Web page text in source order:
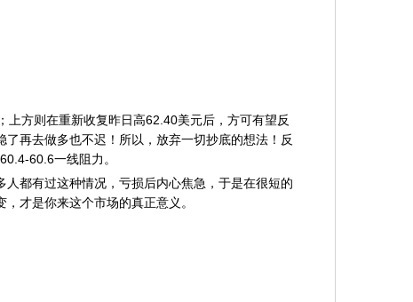
上方则在重新收复昨日高62.40美元后，方可有望反
再去做多也不迟！所以，放弃一切抄底的想法！反
60.6一线阻力。
都有过这种情况，亏损后内心焦急，于是在很短的
才是你来这个市场的真正意义。